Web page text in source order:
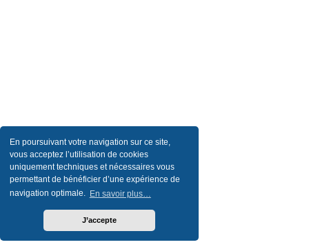
En poursuivant votre navigation sur ce site,
vous acceptez l’utilisation de cookies
uniquement techniques et nécessaires vous
permettant de bénéficier d’une expérience de
navigation optimale. En savoir plus…
J’accepte